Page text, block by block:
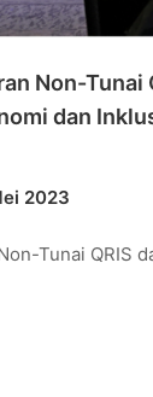
Non-
dan
2023
Tunai QRIS